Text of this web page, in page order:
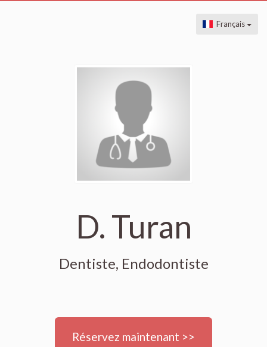
Français
D. Turan
Dentiste, Endodontiste
Réservez maintenant >>